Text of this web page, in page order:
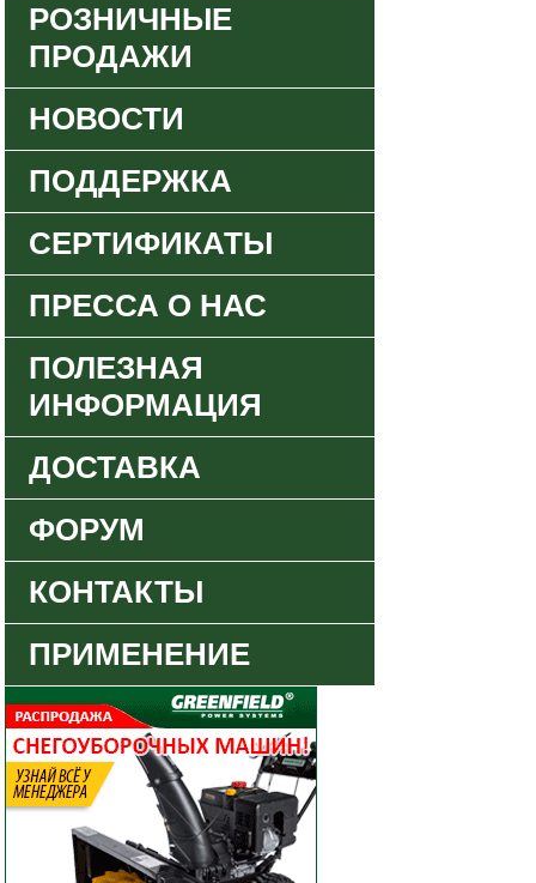
РОЗНИЧНЫЕ
ПРОДАЖИ
НОВОСТИ
ПОДДЕРЖКА
СЕРТИФИКАТЫ
ПРЕССА О НАС
ПОЛЕЗНАЯ
ИНФОРМАЦИЯ
ДОСТАВКА
ФОРУМ
КОНТАКТЫ
ПРИМЕНЕНИЕ